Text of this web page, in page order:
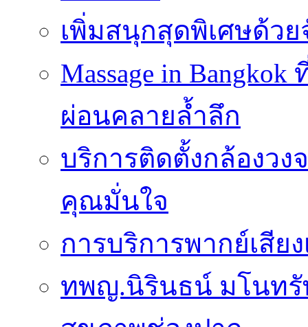
เพิ่มสนุกสุดพิเศษด้ว
Massage in
ผ่อนคลายล้ำลึก
บริการติดตั้งกล้องว
คุณมั่นใจ
การบริการพากย์เสีย
ทพญ.นิรินธน์ มโนทรั